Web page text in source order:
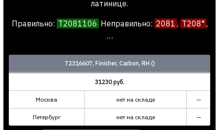
латинице.
Правильно: T2081106 Неправильно: 2081 , T208*,
…
T2316607, Finisher, Carbon, RH ()
31230 руб.
Москва нет на складе —
Петербург нет на складе —